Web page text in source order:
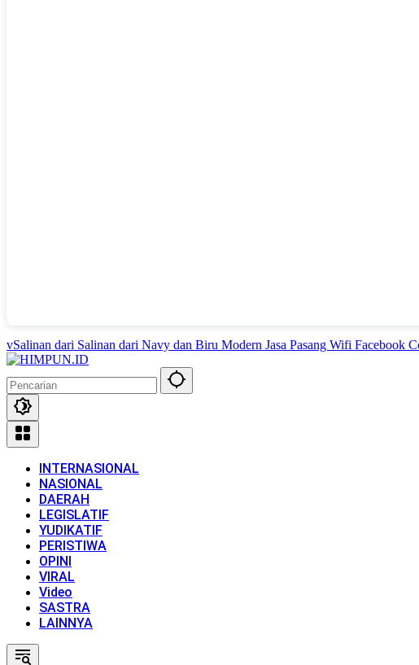
vSalinan dari Salinan dari Navy dan Biru Modern Jasa Pasang Wifi Facebook
INTERNASIONAL
NASIONAL
DAERAH
LEGISLATIF
YUDIKATIF
PERISTIWA
OPINI
VIRAL
Video
SASTRA
LAINNYA